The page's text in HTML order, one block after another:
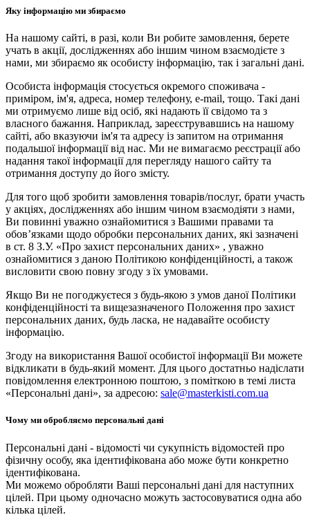
Яку інформацію ми збираємо
На нашому сайті, в разі, коли Ви робите замовлення, берете
учать в акції, дослідженнях або іншим чином взаємодієте з
нами, ми збираємо як особисту інформацію, так і загальні дані.
Особиста інформація стосується окремого споживача -
приміром, ім'я, адреса, номер телефону, e-mail, тощо. Такі дані
ми отримуємо лише від осіб, які надають її свідомо та з
власного бажання. Наприклад, зареєструвавшись на нашому
сайті, або вказуючи ім'я та адресу із запитом на отримання
подальшої інформації від нас. Ми не вимагаємо реєстрації або
надання такої інформації для перегляду нашого сайту та
отримання доступу до його змісту.
Для того щоб зробити замовлення товарів/послуг, брати участь
у акціях, дослідженнях або іншим чином взаємодіяти з нами,
Ви повинні уважно ознайомитися з Вашими правами та
обов’язками щодо обробки персональних даних, які зазначені
в ст. 8 З.У. «Про захист персональних даних» , уважно
ознайомитися з даною Політикою конфіденційності, а також
висловити свою повну згоду з їх умовами.
Якщо Ви не погоджуєтеся з будь-якою з умов даної Політики
конфіденційності та вищезазначеного Положення про захист
персональних даних, будь ласка, не надавайте особисту
інформацію.
Згоду на використання Вашої особистої інформації Ви можете
відкликати в будь-який момент. Для цього достатньо надіслати
повідомлення електронною поштою, з поміткою в темі листа
«Персональні дані», за адресою: sale@masterkisti.com.ua
Чому ми обробляємо персональні дані
Персональні дані - відомості чи сукупність відомостей про
фізичну особу, яка ідентифікована або може бути конкретно
ідентифікована.
Ми можемо обробляти Ваші персональні дані для наступних
цілей. При цьому одночасно можуть застосовуватися одна або
кілька цілей.